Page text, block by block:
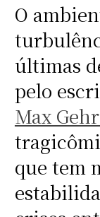
O
últimas
pelo
Max
que tem